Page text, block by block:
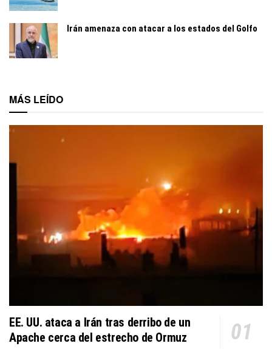
Irán amenaza con atacar a los estados del Golfo
MÁS LEÍDO
EE. UU. ataca a Irán tras derribo de un
Apache cerca del estrecho de Ormuz